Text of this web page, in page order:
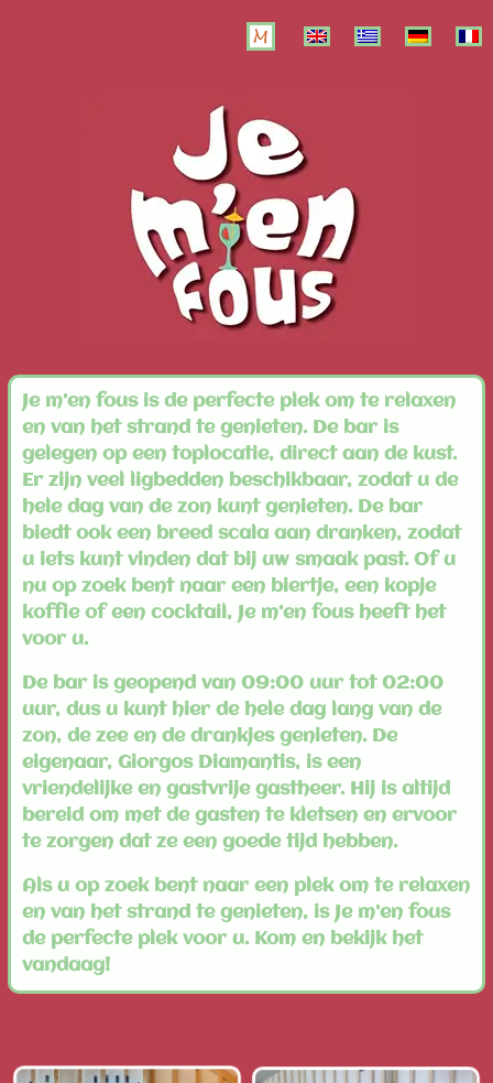
Je m’en fous is de perfecte plek om te relaxen
en van het strand te genieten. De bar is
gelegen op een toplocatie, direct aan de kust.
Er zijn veel ligbedden beschikbaar, zodat u de
hele dag van de zon kunt genieten. De bar
biedt ook een breed scala aan dranken, zodat
u iets kunt vinden dat bij uw smaak past. Of u
nu op zoek bent naar een biertje, een kopje
koffie of een cocktail, Je m’en fous heeft het
voor u.
De bar is geopend van 09:00 uur tot 02:00
uur, dus u kunt hier de hele dag lang van de
zon, de zee en de drankjes genieten. De
eigenaar, Giorgos Diamantis, is een
vriendelijke en gastvrije gastheer. Hij is altijd
bereid om met de gasten te kletsen en ervoor
te zorgen dat ze een goede tijd hebben.
Als u op zoek bent naar een plek om te relaxen
en van het strand te genieten, is Je m’en fous
de perfecte plek voor u. Kom en bekijk het
vandaag!